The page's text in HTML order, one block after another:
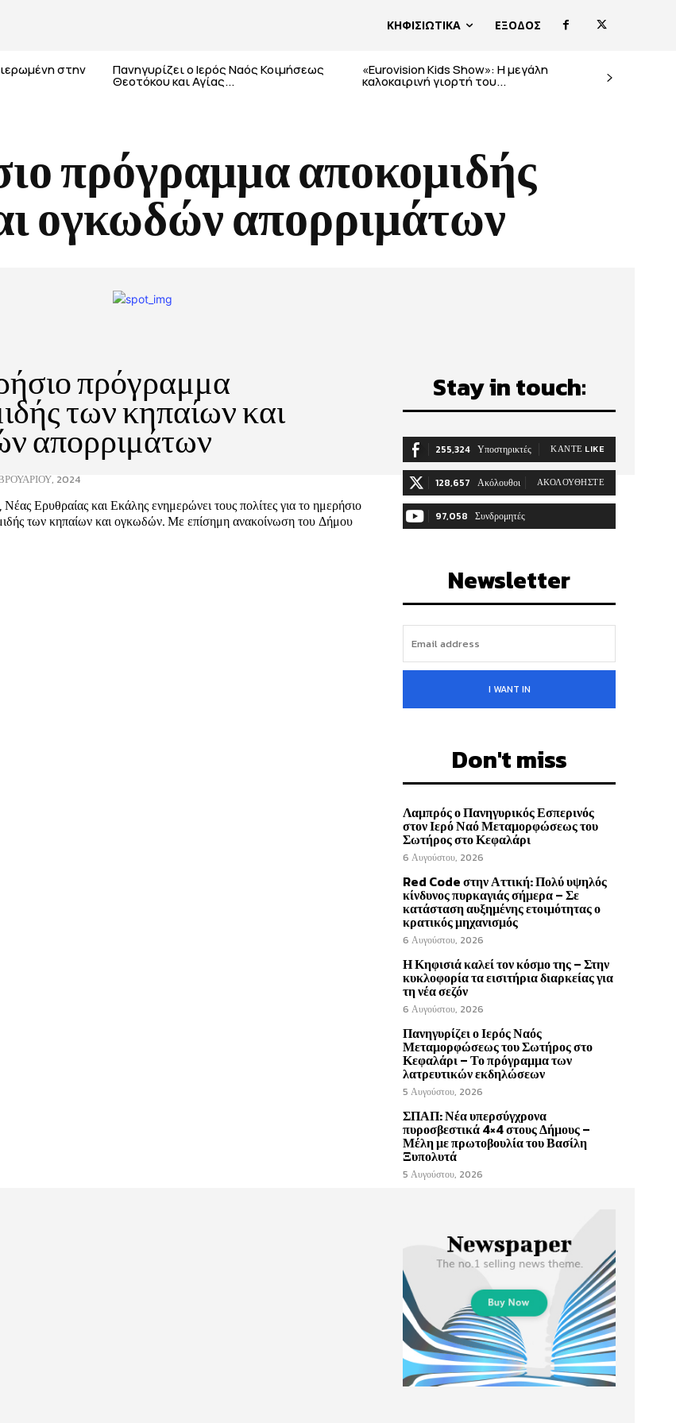
ΚΗΦΙΣΙΩΤΙΚΑ ΕΞΟΔΟΣ
στην Πανηγυρίζει ο Ιερός Ναός Κοιμήσεως
Θεοτόκου και Αγίας...
«Eurovision Kids Show»: Η μεγάλη
καλοκαιρινή γιορτή του...
πρόγραμμα αποκομιδής
ογκωδών απορριμάτων
πρόγραμμα
των κηπαίων και
απορριμάτων
2024
Ερυθραίας και Εκάλης ενημερώνει τους πολίτες για το ημερήσιο
και ογκωδών. Με επίσημη ανακοίνωση του Δήμου
Stay in touch:
255,324 Υποστηρικτές ΚΆΝΤΕ LIKE
128,657 Ακόλουθοι ΑΚΟΛΟΥΘΉΣΤΕ
97,058 Συνδρομητές
Newsletter
I WANT IN
Don't miss
Λαμπρός ο Πανηγυρικός Εσπερινός
στον Ιερό Ναό Μεταμορφώσεως του
Σωτήρος στο Κεφαλάρι
6 Αυγούστου, 2026
Red Code στην Αττική: Πολύ υψηλός
κίνδυνος πυρκαγιάς σήμερα – Σε
κατάσταση αυξημένης ετοιμότητας ο
κρατικός μηχανισμός
6 Αυγούστου, 2026
Η Κηφισιά καλεί τον κόσμο της – Στην
κυκλοφορία τα εισιτήρια διαρκείας για
τη νέα σεζόν
6 Αυγούστου, 2026
Πανηγυρίζει ο Ιερός Ναός
Μεταμορφώσεως του Σωτήρος στο
Κεφαλάρι – Το πρόγραμμα των
λατρευτικών εκδηλώσεων
5 Αυγούστου, 2026
ΣΠΑΠ: Νέα υπερσύγχρονα
πυροσβεστικά 4×4 στους Δήμους –
Μέλη με πρωτοβουλία του Βασίλη
Ξυπολυτά
5 Αυγούστου, 2026